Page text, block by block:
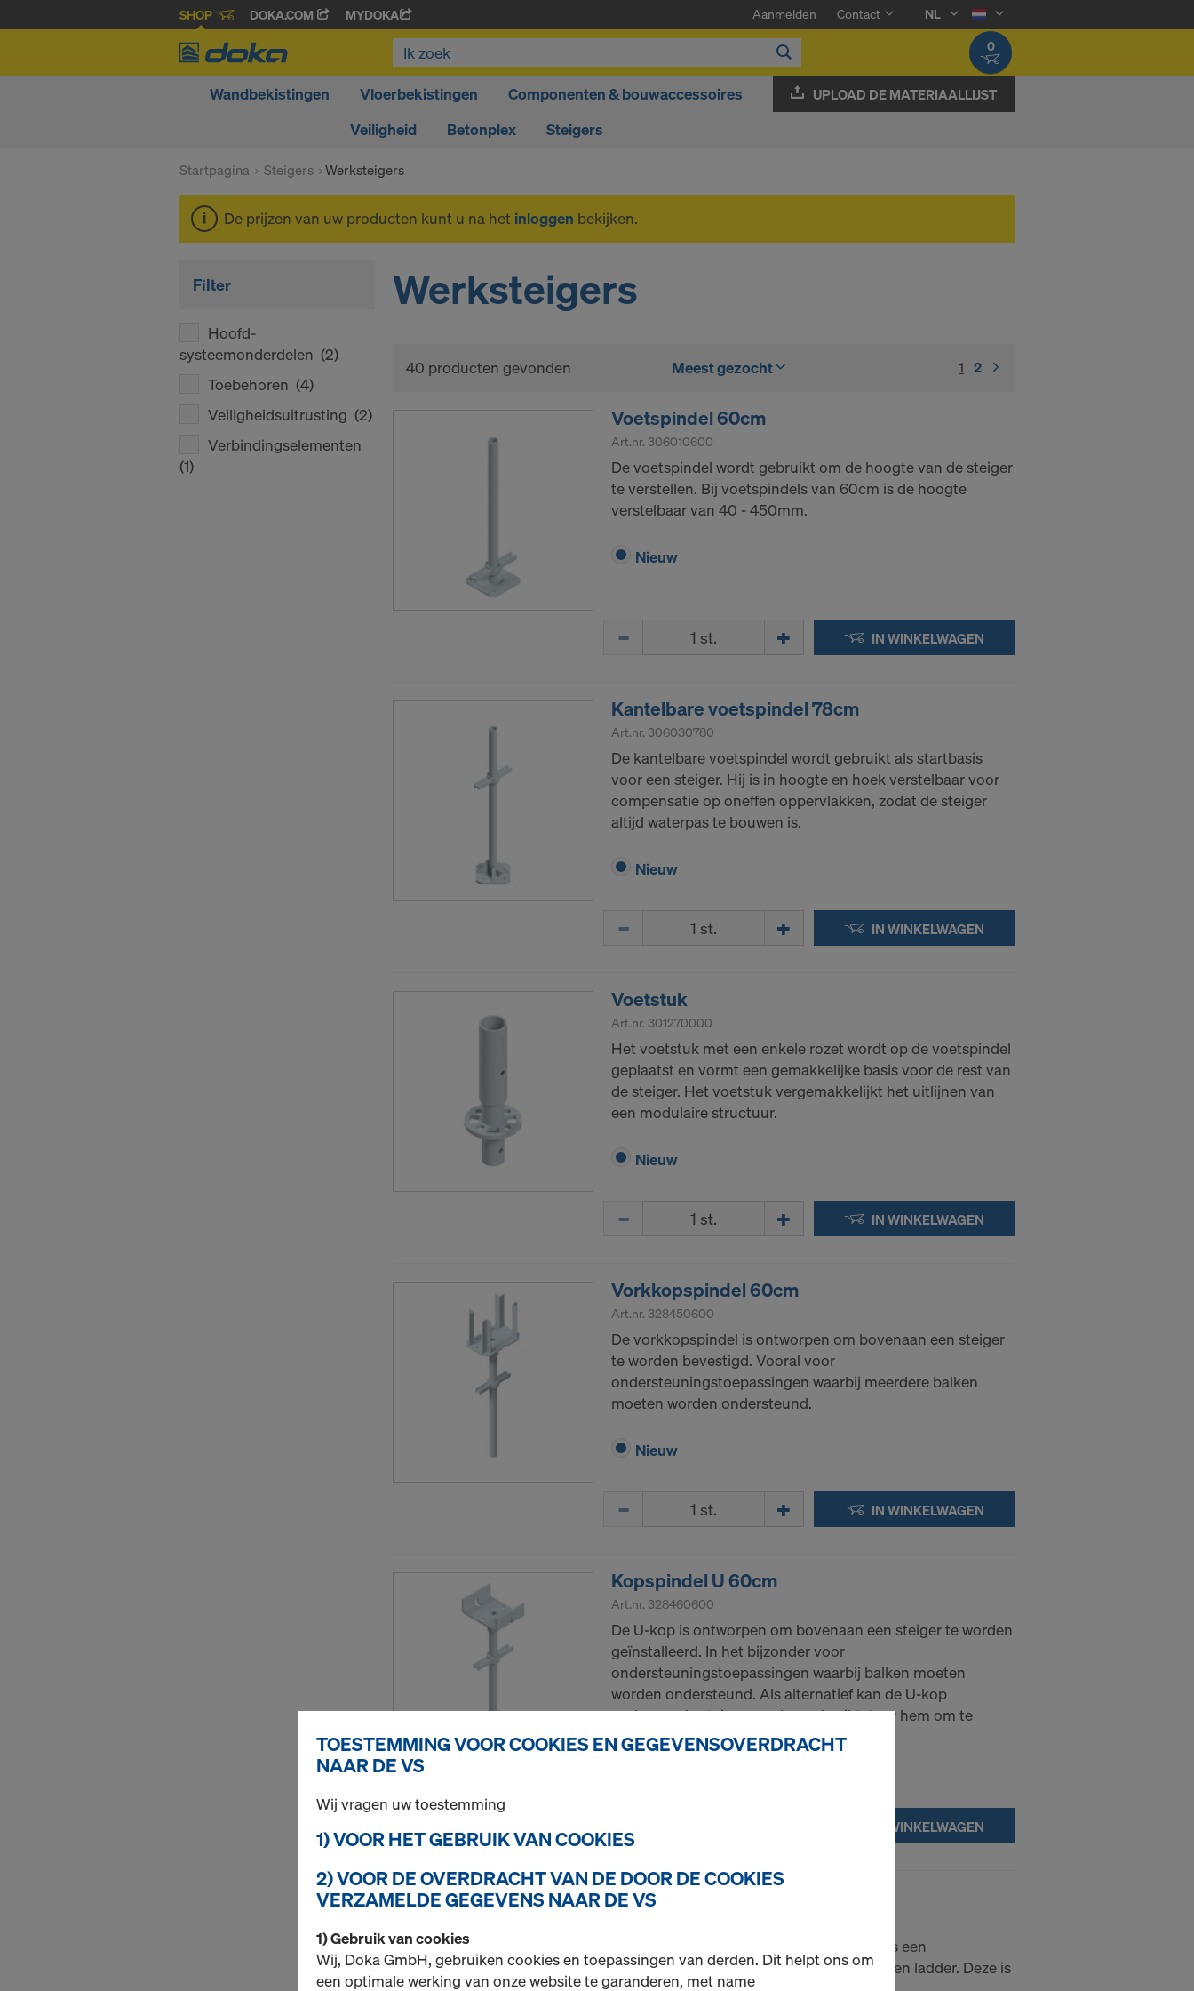
SHOP DOKA.COM MYDOKA Aanmelden Contact
NL
0
Wandbekistingen Vloerbekistingen
Componenten & bouwaccessoires
Veiligheid
Betonplex Steigers
UPLOAD DE MATERIAALLIJST
Startpagina Steigers Werksteigers
De prijzen van uw producten kunt u na het inloggen bekijken.
Filter
Hoofd-
systeemonderdelen (2)
Toebehoren (4)
Veiligheidsuitrusting (2)
Verbindingselementen
(1)
Werksteigers
40 producten gevonden Meest gezocht 1 (current)
2
Voetspindel 60cm
Art.nr. 306010600
De voetspindel wordt gebruikt om de hoogte van de steiger
te verstellen. Bij voetspindels van 60cm is de hoogte
verstelbaar van 40 - 450mm.
Nieuw
IN WINKELWAGEN
Kantelbare voetspindel 78cm
Art.nr. 306030780
De kantelbare voetspindel wordt gebruikt als startbasis
voor een steiger. Hij is in hoogte en hoek verstelbaar voor
compensatie op oneffen oppervlakken, zodat de steiger
altijd waterpas te bouwen is.
Nieuw
IN WINKELWAGEN
Voetstuk
Art.nr. 301270000
Het voetstuk met een enkele rozet wordt op de voetspindel
geplaatst en vormt een gemakkelijke basis voor de rest van
de steiger. Het voetstuk vergemakkelijkt het uitlijnen van
een modulaire structuur.
Nieuw
IN WINKELWAGEN
Vorkkopspindel 60cm
Art.nr. 328450600
De vorkkopspindel is ontworpen om bovenaan een steiger
te worden bevestigd. Vooral voor
ondersteuningstoepassingen waarbij meerdere balken
moeten worden ondersteund.
Nieuw
IN WINKELWAGEN
Kopspindel U 60cm
Art.nr. 328460600
De U-kop is ontworpen om bovenaan een steiger te worden
geïnstalleerd. In het bijzonder voor
ondersteuningstoepassingen waarbij balken moeten
worden ondersteund. Als alternatief kan de U-kop
onderaan de steiger worden gebruikt door hem om te
draaien.
IN WINKELWAGEN
Ladderplatform alu 257cm
Het ladderplatform alu 257cm fungeert als een
lichtgewicht, extra breed steigerluik met een ladder. Deze is
TOESTEMMING VOOR COOKIES EN GEGEVENSOVERDRACHT
NAAR DE VS
Wij vragen uw toestemming
1) VOOR HET GEBRUIK VAN COOKIES
2) VOOR DE OVERDRACHT VAN DE DOOR DE COOKIES
VERZAMELDE GEGEVENS NAAR DE VS
1) Gebruik van cookies
Wij, Doka GmbH, gebruiken cookies en toepassingen van derden. Dit helpt ons om
een optimale werking van onze website te garanderen, met name